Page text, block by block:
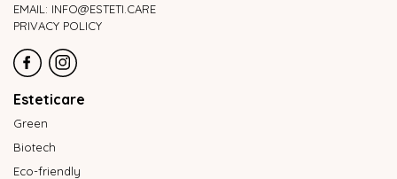
EMAIL: INFO@ESTETI.CARE
PRIVACY POLICY
Esteticare
Green
Biotech
Eco-friendly